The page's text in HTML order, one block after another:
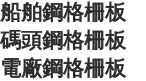
船舶鋼格柵板
碼頭鋼格柵板
電廠鋼格柵板